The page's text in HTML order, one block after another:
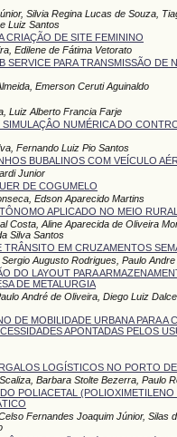
Silvia Regina Lucas de Souza,
Luiz Santos
CRIAÇÃO DE SITE FEMININO
Edilene de Fátima Vetorato
SERVICE PARA TRANSMISSÃO DE
Emerson Ceruti Aguinaldo
Luiz Alberto Francia Farje
SIMULAÇÂO NUMÉRICA DO
Fernando Luiz Pio Santos
BUBALINOS COM VEÍCULO
Junior
DE COGUMELO
Edson Aparecido Martins
APLICADO NO MEIO
Costa, Aline Aparecida de Oliveira
Silva Santos
TRÂNSITO EM CRUZAMENTOS
Augusto Rodrigues, Paulo
DO LAYOUT PARA
DE METALURGIA
André de Oliveira, Diego Luiz
DE MOBILIDADE URBANA PARA A
APONTADAS PELOS
LOGÍSTICOS NO PORTO
Barbara Stolte Bezerra, Paulo
POLIACETAL
Fernandes Joaquim Júnior, Silas